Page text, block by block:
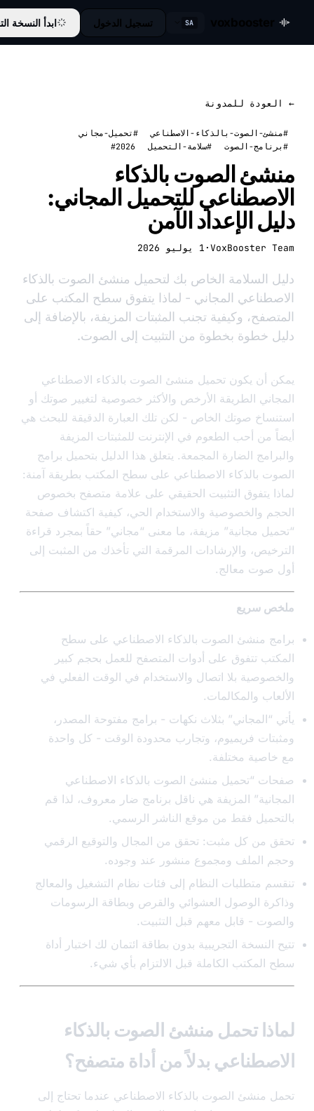
voxbooster تسجيل الدخول ابدأ النسخة التجريبية
للمدونة
الصوت-بالذكاء-الاصطناعي
#تحميل-مجاني
الصوت
#سلامة-التحميل #2026
الصوت بالذكاء
للتحميل المجاني:
الإعداد الآمن
VoxBooster
·1 يوليو 2026
السلامة الخاص بك لتحميل منشئ الصوت بالذكاء
المجاني - لماذا يتفوق سطح المكتب على
وكيفية تجنب المثبتات المزيفة، بالإضافة إلى
خطوة بخطوة من التثبيت إلى الصوت.
أن يكون تحميل منشئ الصوت بالذكاء الاصطناعي
الطريقة الأرخص والأكثر خصوصية لتغيير صوتك أو
صوتك الخاص - لكن تلك العبارة الدقيقة للبحث هي
من أحب الطعوم في الإنترنت للمثبتات المزيفة
الضارة المجمعة. يتعلق هذا الدليل بتحميل برامج
بالذكاء الاصطناعي على سطح المكتب بطريقة آمنة:
يتفوق التثبيت الحقيقي على علامة متصفح بخصوص
والخصوصية والاستخدام الحي، كيفية اكتشاف صفحة
مجانية” مزيفة، ما معنى “مجاني” حقاً بمجرد قراءة
والإرشادات المرقمة التي تأخذك من المثبت إلى
صوت معالج.
سريع
منشئ الصوت بالذكاء الاصطناعي على سطح
تتفوق على أدوات المتصفح للعمل بحجم كبير
بلا اتصال والاستخدام في الوقت الفعلي في
والمكالمات.
“المجاني” بثلاث نكهات - برامج مفتوحة المصدر،
فريميوم، وتجارب محدودة الوقت - كل واحدة
مختلفة.
“تحميل منشئ الصوت بالذكاء الاصطناعي
المزيفة هي ناقل برنامج ضار معروف، لذا قم
فقط من موقع الناشر الرسمي.
من كل مثبت: تحقق من المجال والتوقيع الرقمي
الملف ومجموع منشور عند وجوده.
متطلبات النظام إلى فئات نظام التشغيل والمعالج
الوصول العشوائي والقرص وبطاقة الرسومات
- قابل معهم قبل التثبيت.
النسخة التجريبية بدون بطاقة ائتمان لك اختبار أداة
الكاملة قبل الالتزام بأي شيء.
تحمل منشئ الصوت بالذكاء
بدلاً من أداة متصفح؟
منشئ الصوت بالذكاء الاصطناعي عندما تحتاج إلى